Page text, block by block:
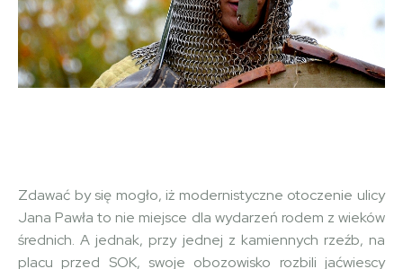
Zdawać by się mogło, iż modernistyczne otoczenie ulicy
Jana Pawła to nie miejsce dla wydarzeń rodem z wieków
średnich. A jednak, przy jednej z kamiennych rzeźb, na
placu przed SOK, swoje obozowisko rozbili jaćwiescy